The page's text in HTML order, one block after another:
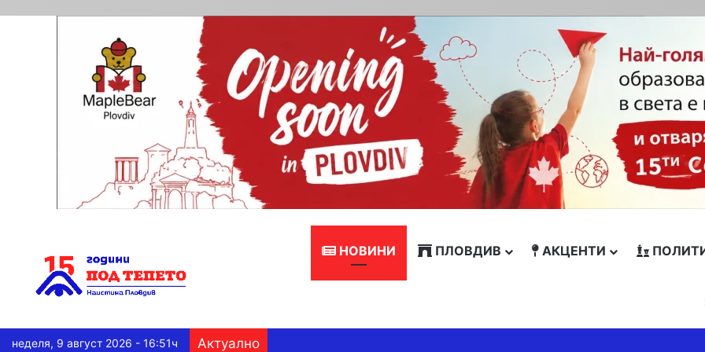
НОВИНИ ПЛОВДИВ АКЦЕНТИ
неделя, 9 август 2026 - 16:51ч Актуално